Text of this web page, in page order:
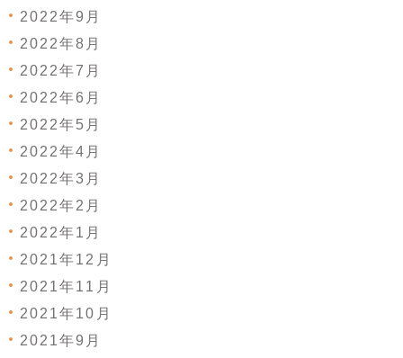
2022年9月
2022年8月
2022年7月
2022年6月
2022年5月
2022年4月
2022年3月
2022年2月
2022年1月
2021年12月
2021年11月
2021年10月
2021年9月